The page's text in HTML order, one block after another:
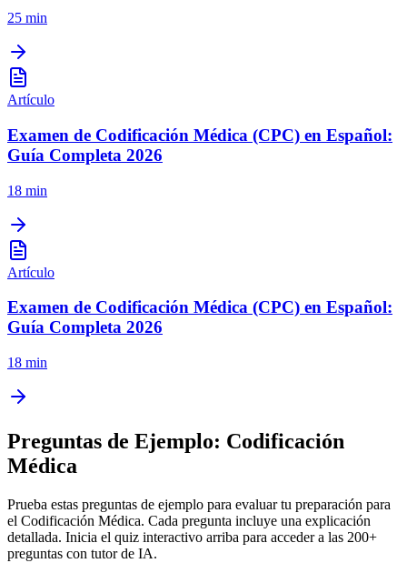
25 min
Artículo
Examen de Codificación Médica (CPC) en Español:
Guía Completa 2026
18 min
Artículo
Examen de Codificación Médica (CPC) en Español:
Guía Completa 2026
18 min
Preguntas de Ejemplo: Codificación
Médica
Prueba estas preguntas de ejemplo para evaluar tu preparación para
el Codificación Médica. Cada pregunta incluye una explicación
detallada. Inicia el quiz interactivo arriba para acceder a las 200+
preguntas con tutor de IA.